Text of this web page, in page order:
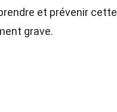
et prévenir
grave.